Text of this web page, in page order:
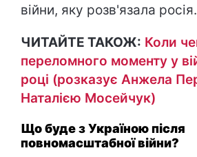
війни, яку розв'язала росія.
ЧИТАЙТЕ ТАКОЖ: Коли
переломного моменту у
році (розказує Анжела
Наталією Мосейчук)
Що буде з Україною після
повномасштабної війни?